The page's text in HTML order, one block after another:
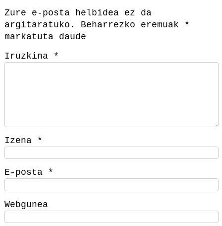
Zure e-posta helbidea ez da
argitaratuko.
Beharrezko eremuak
*
markatuta daude
Iruzkina
*
Izena *
E-posta *
Webgunea